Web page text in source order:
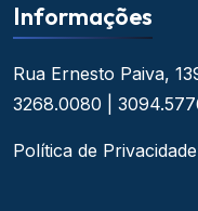
Informações
Rua Ernesto Paiva,
3268.0080 |
Política de Privacidade